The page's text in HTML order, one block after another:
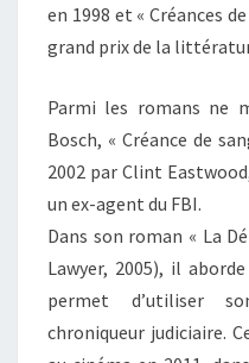
en 1998 et « Créances
grand prix de la
Parmi les romans ne
Bosch, « Créance de
2002 par Clint
un ex-agent du FBI.
Dans son roman « La
Lawyer, 2005), il
permet d’utiliser
chroniqueur judiciaire.